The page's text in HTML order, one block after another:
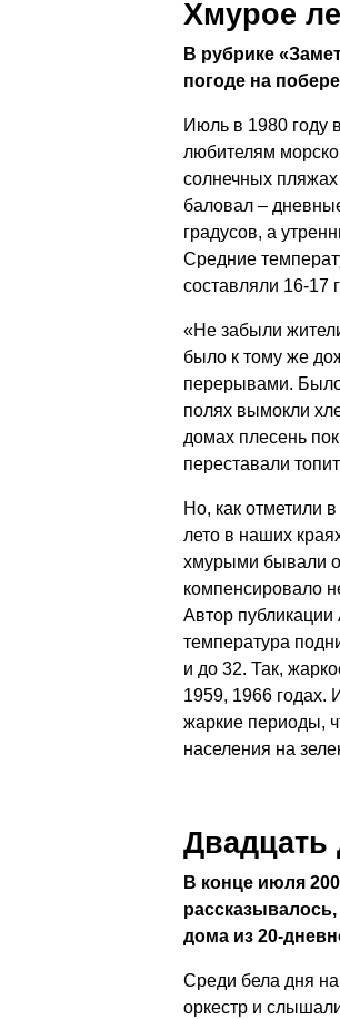
Хмурое
В рубрике
погоде на
Июль в 1980 году
любителям
солнечных
баловал –
градусов, а
Средние
составляли 16-17
«Не забыли
было к тому же
перерывами.
полях вымокли
домах плесень
переставали
Но, как отметили
лето в наших
хмурыми бывали
компенсировало
Автор
температура
и до 32. Так,
1959, 1966 годах.
жаркие периоды,
населения на
Двадцать
В конце июля
рассказывалось,
дома из 20-
Среди бела дня на
оркестр и